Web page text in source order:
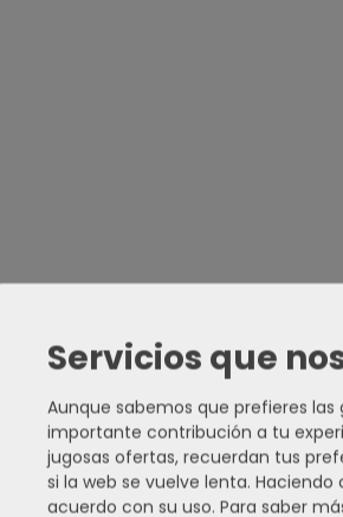
Servicios que
Aunque sabemos que prefieres
importante contribución a tu
jugosas ofertas, recuerdan tus
si la web se vuelve lenta.
acuerdo con su uso. Para saber